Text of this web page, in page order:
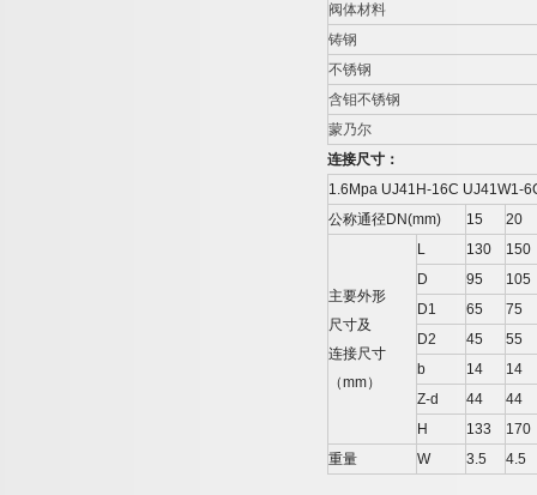
阀体材料
铸钢
不锈钢
含钼不锈钢
蒙乃尔
连接尺寸：
1.6Mpa UJ41H-16C UJ41W1-
公称通径DN(mm) 15 20
主要外形
尺寸及
连接尺寸
（mm）
L 130
150
D
95
105
D1
65
75
D2
45
55
b
14
14
Z-d
44
44
H
133
170
重量
W 3.5 4.5